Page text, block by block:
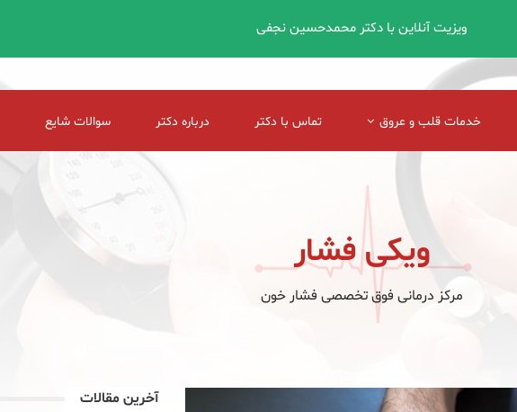
ویزیت آنلاین با دکتر محمدحسین نجفی
خدمات قلب و عروق تماس با دکتر درباره دکتر سوالات شایع
ویکی فشار
آخرین مقالات